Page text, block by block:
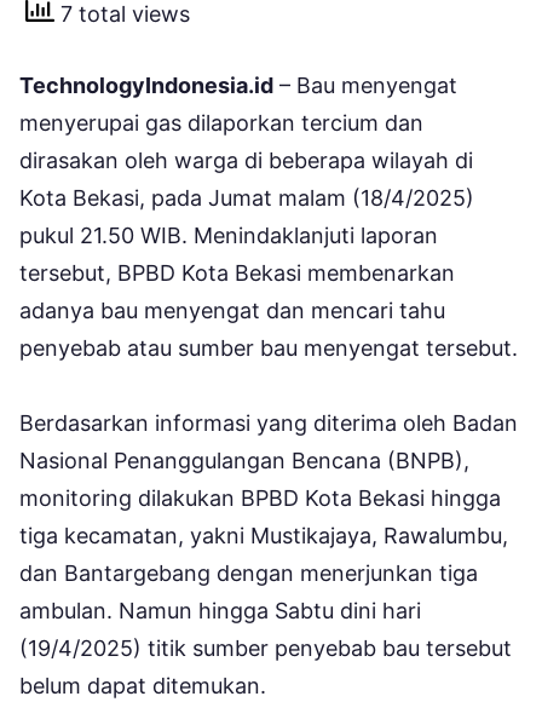
7 total views
TechnologyIndonesia.id – Bau menyengat
menyerupai gas dilaporkan tercium dan
dirasakan oleh warga di beberapa wilayah di
Kota Bekasi, pada Jumat malam (18/4/2025)
pukul 21.50 WIB. Menindaklanjuti laporan
tersebut, BPBD Kota Bekasi membenarkan
adanya bau menyengat dan mencari tahu
penyebab atau sumber bau menyengat tersebut.
Berdasarkan informasi yang diterima oleh Badan
Nasional Penanggulangan Bencana (BNPB),
monitoring dilakukan BPBD Kota Bekasi hingga
tiga kecamatan, yakni Mustikajaya, Rawalumbu,
dan Bantargebang dengan menerjunkan tiga
ambulan. Namun hingga Sabtu dini hari
(19/4/2025) titik sumber penyebab bau tersebut
belum dapat ditemukan.